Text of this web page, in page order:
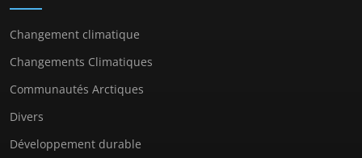
Changement climatique
Changements Climatiques
Communautés Arctiques
Divers
Développement durable